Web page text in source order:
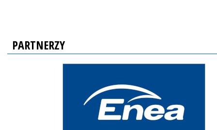
PARTNERZY